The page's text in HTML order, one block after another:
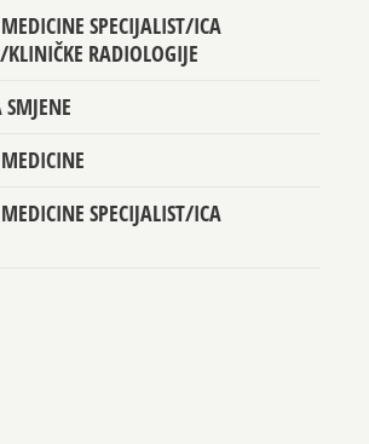
SPECIJALIST/ICA
RADIOLOGIJE
SPECIJALIST/ICA